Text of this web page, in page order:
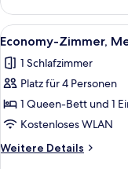
Vierbettzimmer
Alle
Fotos
für
Economy-
Zimmer,
Mehrere
Betten
anzeigen
8
Economy-Zimmer,
1 Schlafzimmer
Platz für 4 Personen
1 Queen-Bett und 1
Kostenloses WLAN
Weitere Details
Weitere